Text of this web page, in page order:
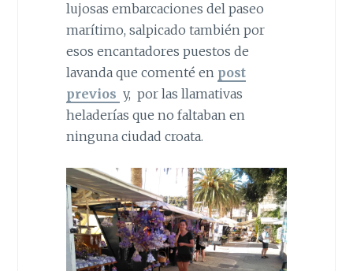
lujosas embarcaciones del paseo
marítimo, salpicado también por
esos encantadores puestos de
lavanda que comenté en post
previos y, por las llamativas
heladerías que no faltaban en
ninguna ciudad croata.